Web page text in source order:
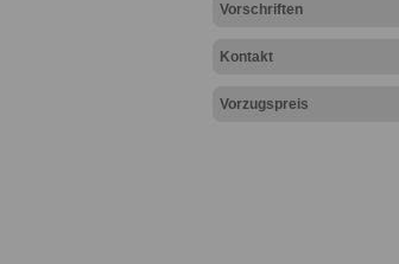
Vorschriften
Kontakt
Vorzugspreis